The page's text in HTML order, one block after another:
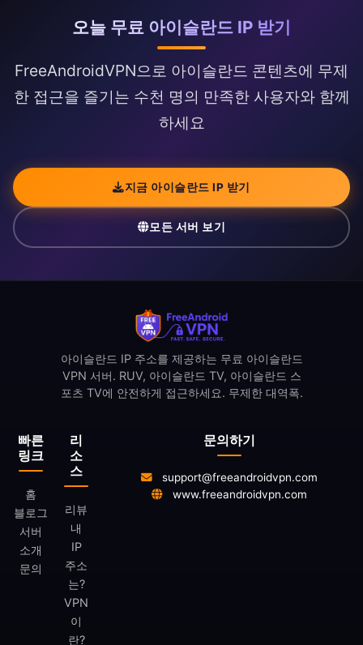
오늘 무료 아이슬란드 IP 받기
FreeAndroidVPN으로 아이슬란드 콘텐츠에 무제
한 접근을 즐기는 수천 명의 만족한 사용자와 함께
하세요
지금 아이슬란드 IP 받기
모든 서버 보기
빠른
링크
홈
블로그
서버
소개
문의
리
소
스
리뷰
내
IP
주소
는?
VPN
이
란?
아이슬란드 IP 주소를 제공하는 무료 아이슬란드
VPN 서버. RUV, 아이슬란드 TV, 아이슬란드 스
포츠 TV에 안전하게 접근하세요. 무제한 대역폭.
문의하기
support@freeandroidvpn.com
www.freeandroidvpn.com